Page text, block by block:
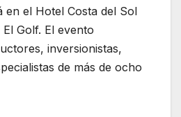
en el Hotel Costa del Sol
Golf. El evento
inversionistas,
de más de ocho